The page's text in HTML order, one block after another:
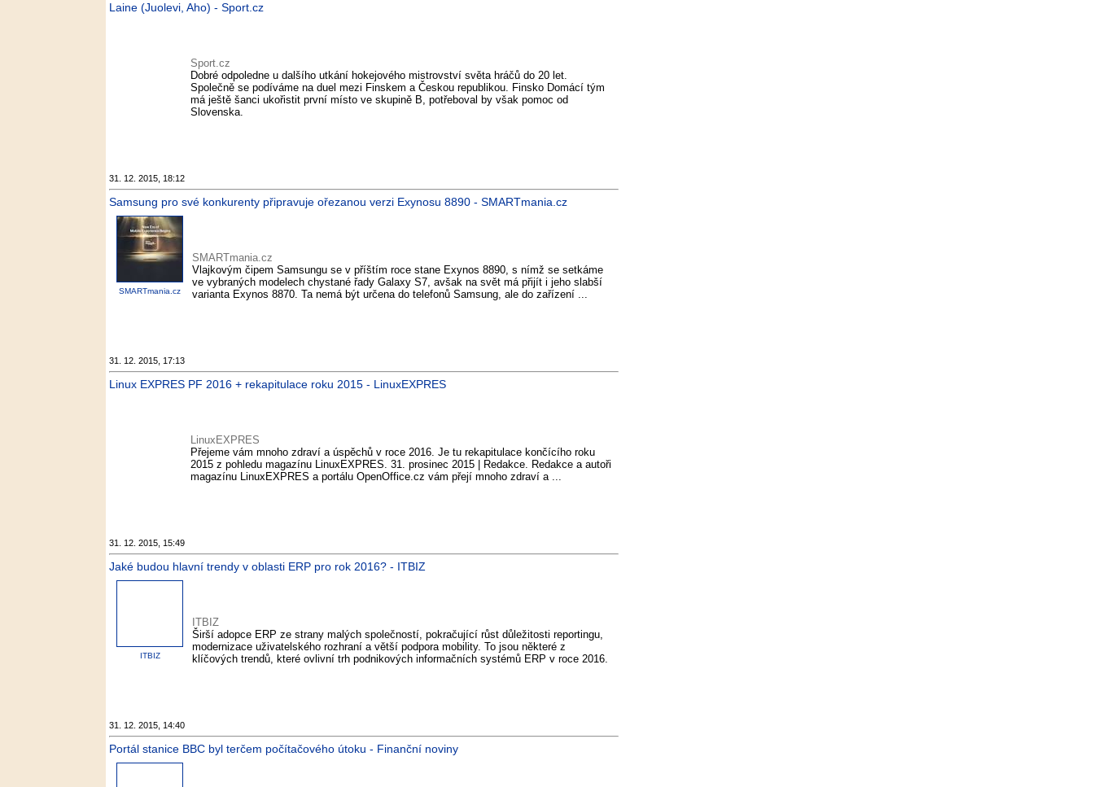
Laine (Juolevi, Aho) - Sport.cz
Sport.cz
Dobré odpoledne u dalšího utkání hokejového mistrovství světa hráčů do 20 let.
Společně se podíváme na duel mezi Finskem a Českou republikou. Finsko Domácí tým
má ještě šanci ukořistit první místo ve skupině B, potřeboval by však pomoc od
Slovenska.
31. 12. 2015, 18:12
Samsung pro své konkurenty připravuje ořezanou verzi Exynosu 8890 - SMARTmania.cz
SMARTmania.cz
SMARTmania.cz
Vlajkovým čipem Samsungu se v příštím roce stane Exynos 8890, s nímž se setkáme
ve vybraných modelech chystané řady Galaxy S7, avšak na svět má přijít i jeho slabší
varianta Exynos 8870. Ta nemá být určena do telefonů Samsung, ale do zařízení ...
31. 12. 2015, 17:13
Linux EXPRES PF 2016 + rekapitulace roku 2015 - LinuxEXPRES
LinuxEXPRES
Přejeme vám mnoho zdraví a úspěchů v roce 2016. Je tu rekapitulace končícího roku
2015 z pohledu magazínu LinuxEXPRES. 31. prosinec 2015 | Redakce. Redakce a autoři
magazínu LinuxEXPRES a portálu OpenOffice.cz vám přejí mnoho zdraví a ...
31. 12. 2015, 15:49
Jaké budou hlavní trendy v oblasti ERP pro rok 2016? - ITBIZ
ITBIZ
ITBIZ
Širší adopce ERP ze strany malých společností, pokračující růst důležitosti reportingu,
modernizace uživatelského rozhraní a větší podpora mobility. To jsou některé z
klíčových trendů, které ovlivní trh podnikových informačních systémů ERP v roce 2016.
31. 12. 2015, 14:40
Portál stanice BBC byl terčem počítačového útoku - Finanční noviny